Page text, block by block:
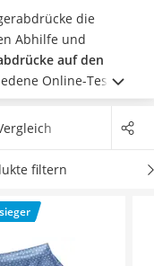
die
Abhilfe und
auf den
Online-Tests
wenn
zu schonen.
Sie
das
seinen
filtern